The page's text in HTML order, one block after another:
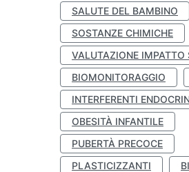
SALUTE DEL BAMBINO
SOSTANZE CHIMICHE
VALUTAZIONE IMPATTO
BIOMONITORAGGIO
INTERFERENTI
OBESITÀ INFANTILE
PUBERTÀ PRECOCE
PLASTICIZZANTI